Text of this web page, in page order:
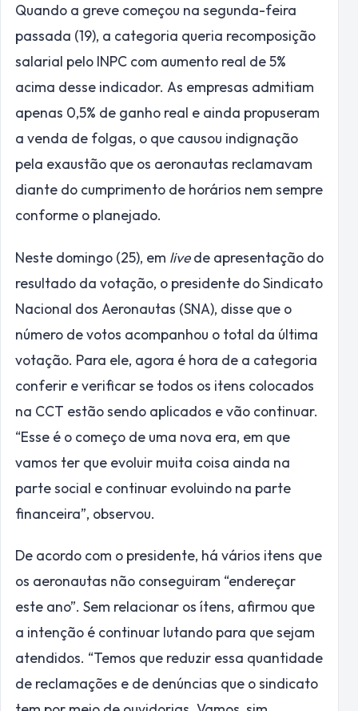
Quando a greve começou na segunda-feira
passada (19), a categoria queria recomposição
salarial pelo INPC com aumento real de 5%
acima desse indicador. As empresas admitiam
apenas 0,5% de ganho real e ainda propuseram
a venda de folgas, o que causou indignação
pela exaustão que os aeronautas reclamavam
diante do cumprimento de horários nem sempre
conforme o planejado.
Neste domingo (25), em livede apresentação do
resultado da votação, o presidente do Sindicato
Nacional dos Aeronautas (SNA), disse que o
número de votos acompanhou o total da última
votação. Para ele, agora é hora de a categoria
conferir e verificar se todos os itens colocados
na CCT estão sendo aplicados e vão continuar.
“Esse é o começo de uma nova era, em que
vamos ter que evoluir muita coisa ainda na
parte social e continuar evoluindo na parte
financeira”, observou.
De acordo com o presidente, há vários itens que
os aeronautas não conseguiram “endereçar
este ano”. Sem relacionar os ítens, afirmou que
a intenção é continuar lutando para que sejam
atendidos. “Temos que reduzir essa quantidade
de reclamações e de denúncias que o sindicato